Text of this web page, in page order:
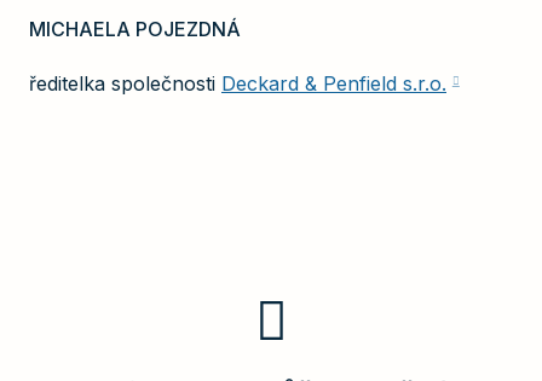
MICHAELA POJEZDNÁ
ředitelka společnosti Deckard & Penfield s.r.o.